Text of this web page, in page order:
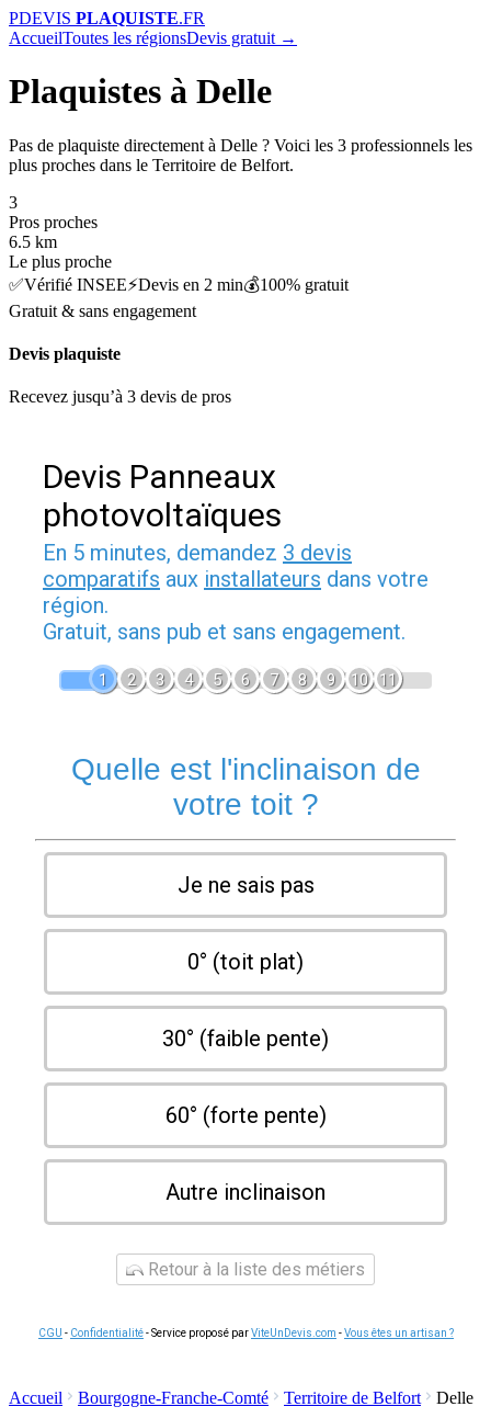
PDEVIS PLAQUISTE.FR
AccueilToutes les régionsDevis gratuit →
Plaquistes à Delle
Pas de plaquiste directement à Delle ? Voici les 3 professionnels les
plus proches dans le Territoire de Belfort.
3
Pros proches
6.5 km
Le plus proche
✅Vérifié INSEE⚡Devis en 2 min💰100% gratuit
Gratuit & sans engagement
Devis plaquiste
Recevez jusqu’à 3 devis de pros
Devis Panneaux
photovoltaïques
En 5 minutes, demandez 3 devis
comparatifs aux installateurs dans votre
région.
Gratuit, sans pub et sans engagement.
1 2 3 4 5 6 7 8 9 10 11
Quelle est l'inclinaison de
votre toit ?
Je ne sais pas
0° (toit plat)
30° (faible pente)
60° (forte pente)
Autre inclinaison
Retour à la liste des métiers
CGU - Confidentialité- Service proposé parViteUnDevis.com -Vous êtes un artisan ?
Accueil Bourgogne-Franche-Comté Territoire de Belfort Delle